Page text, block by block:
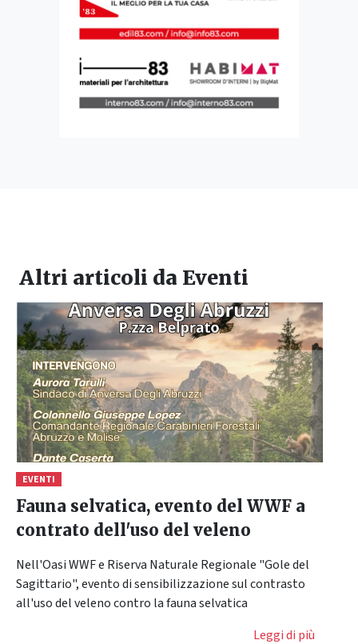
Altri articoli da Eventi
EVENTI
Fauna selvatica, evento del WWF a
contrato dell'uso del veleno
Nell'Oasi WWF e Riserva Naturale Regionale "Gole del
Sagittario", evento di sensibilizzazione sul contrasto
all'uso del veleno contro la fauna selvatica
Leggi di più